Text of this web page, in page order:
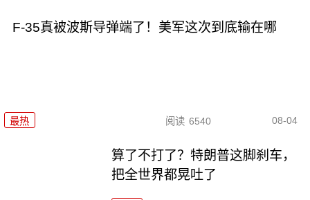
F-35真被波斯导弹端了！美军这次到底输在哪
最热 阅读 6540 08-04
算了不打了？特朗普这脚刹车，
把全世界都晃吐了